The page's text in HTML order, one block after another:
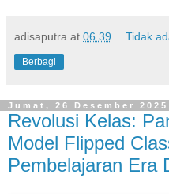
adisaputra at 06.39 Tidak
Berbagi
Jumat, 26 Desember 2025
Revolusi Kelas:
Model Flipped
Pembelajaran Era